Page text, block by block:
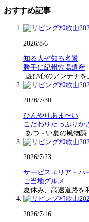
おすすめ記事
2026/8/6
知る人ぞ知る名景
勝手に紀州穴場遺産
遊び心のアンテナ
2026/7/30
ひんやりあま〜い
こだわりたっぷりか
あつ～い夏の風物
2026/7/23
サービスエリア・パ
ご当地グルメ
夏休み、高速道路を
2026/7/16